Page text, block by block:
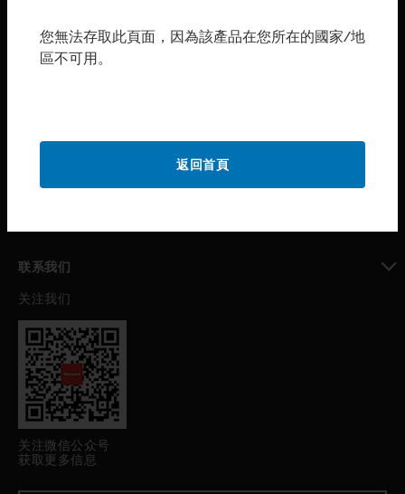
toggle view
联系我们
toggle view
关注我们
关注微信公众号
获取更多信息
您無法存取此頁面，因為該產品在您所在的國家/地
區不可用。
返回首頁